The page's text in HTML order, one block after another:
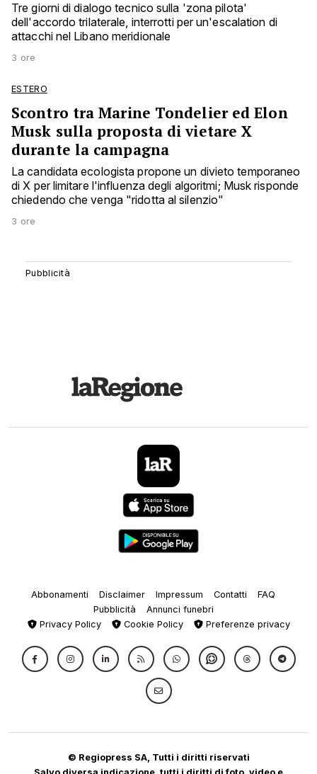
Tre giorni di dialogo tecnico sulla 'zona pilota'
dell'accordo trilaterale, interrotti per un'escalation di
attacchi nel Libano meridionale
3 ore
ESTERO
Scontro tra Marine Tondelier ed Elon
Musk sulla proposta di vietare X
durante la campagna
La candidata ecologista propone un divieto temporaneo
di X per limitare l'influenza degli algoritmi; Musk risponde
chiedendo che venga "ridotta al silenzio"
3 ore
Abbonamenti Disclaimer Impressum Contatti
FAQ
Pubblicità
Annunci funebri
Privacy Policy
Cookie Policy Preferenze privacy
© Regiopress SA, Tutti i diritti riservati